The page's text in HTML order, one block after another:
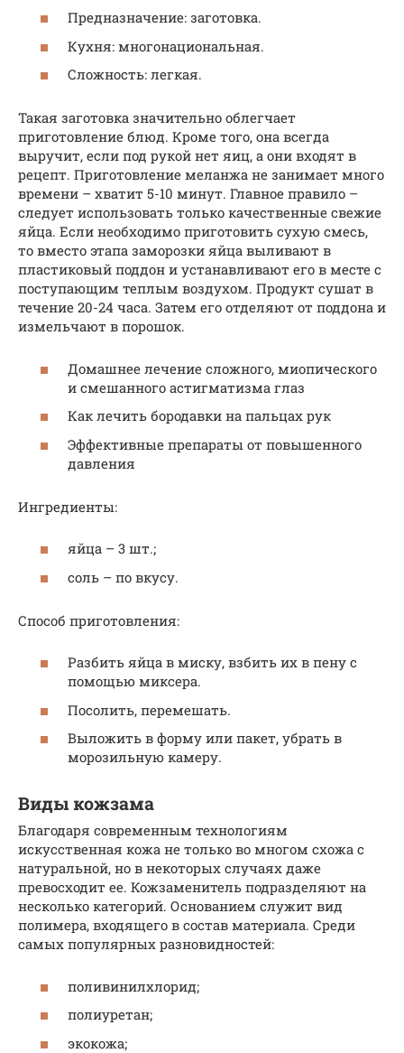
Предназначение: заготовка.
Кухня: многонациональная.
Сложность: легкая.
Такая заготовка значительно облегчает
приготовление блюд. Кроме того, она всегда
выручит, если под рукой нет яиц, а они входят в
рецепт. Приготовление меланжа не занимает много
времени – хватит 5-10 минут. Главное правило –
следует использовать только качественные свежие
яйца. Если необходимо приготовить сухую смесь,
то вместо этапа заморозки яйца выливают в
пластиковый поддон и устанавливают его в месте с
поступающим теплым воздухом. Продукт сушат в
течение 20-24 часа. Затем его отделяют от поддона и
измельчают в порошок.
Домашнее лечение сложного, миопического
и смешанного астигматизма глаз
Как лечить бородавки на пальцах рук
Эффективные препараты от повышенного
давления
Ингредиенты:
яйца – 3 шт.;
соль – по вкусу.
Способ приготовления:
Разбить яйца в миску, взбить их в пену с
помощью миксера.
Посолить, перемешать.
Выложить в форму или пакет, убрать в
морозильную камеру.
Виды кожзама
Благодаря современным технологиям
искусственная кожа не только во многом схожа с
натуральной, но в некоторых случаях даже
превосходит ее. Кожзаменитель подразделяют на
несколько категорий. Основанием служит вид
полимера, входящего в состав материала. Среди
самых популярных разновидностей:
поливинилхлорид;
полиуретан;
экокожа;